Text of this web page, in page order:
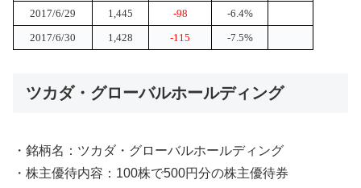
2017/6/29
1,445 -98
-6.4%
2017/6/30
1,428 -115 -7.5%
ツカダ・グローバルホールディング
・銘柄名：ツカダ・グローバルホールディング
・株主優待内容：100株で500円分の株主優待券